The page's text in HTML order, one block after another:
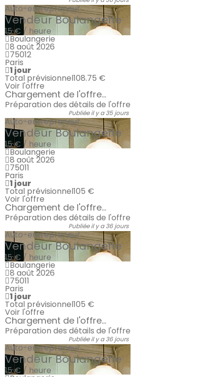
Auto-entrepreneur
Vendeur Boulangerie
15 € / heure
Boulangerie
8 août 2026
75012
Paris
1 jour
Total prévisionnel108.75 €
Voir l'offre
Chargement de l'offre...
Préparation des détails de l'offre
Publiée il y a 35 jours
Auto-entrepreneur
Vendeur Boulangerie
15 € / heure
Boulangerie
8 août 2026
75011
Paris
1 jour
Total prévisionnel105 €
Voir l'offre
Chargement de l'offre...
Préparation des détails de l'offre
Publiée il y a 36 jours
Auto-entrepreneur
Vendeur Boulangerie
15 € / heure
Boulangerie
8 août 2026
75011
Paris
1 jour
Total prévisionnel105 €
Voir l'offre
Chargement de l'offre...
Préparation des détails de l'offre
Publiée il y a 36 jours
Auto-entrepreneur
Vendeur Boulangerie
15 € / heure